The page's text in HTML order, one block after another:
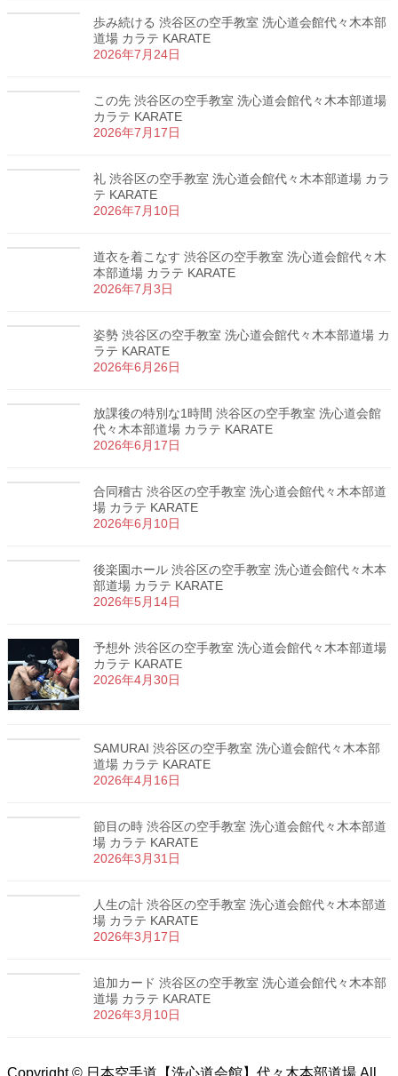
歩み続ける 渋谷区の空手教室 洗心道会館代々木本部
道場 カラテ KARATE
2026年7月24日
この先 渋谷区の空手教室 洗心道会館代々木本部道場
カラテ KARATE
2026年7月17日
礼 渋谷区の空手教室 洗心道会館代々木本部道場 カラ
テ KARATE
2026年7月10日
道衣を着こなす 渋谷区の空手教室 洗心道会館代々木
本部道場 カラテ KARATE
2026年7月3日
姿勢 渋谷区の空手教室 洗心道会館代々木本部道場 カ
ラテ KARATE
2026年6月26日
放課後の特別な1時間 渋谷区の空手教室 洗心道会館
代々木本部道場 カラテ KARATE
2026年6月17日
合同稽古 渋谷区の空手教室 洗心道会館代々木本部道
場 カラテ KARATE
2026年6月10日
後楽園ホール 渋谷区の空手教室 洗心道会館代々木本
部道場 カラテ KARATE
2026年5月14日
予想外 渋谷区の空手教室 洗心道会館代々木本部道場
カラテ KARATE
2026年4月30日
SAMURAI 渋谷区の空手教室 洗心道会館代々木本部
道場 カラテ KARATE
2026年4月16日
節目の時 渋谷区の空手教室 洗心道会館代々木本部道
場 カラテ KARATE
2026年3月31日
人生の計 渋谷区の空手教室 洗心道会館代々木本部道
場 カラテ KARATE
2026年3月17日
追加カード 渋谷区の空手教室 洗心道会館代々木本部
道場 カラテ KARATE
2026年3月10日
Copyright © 日本空手道【洗心道会館】代々木本部道場 All